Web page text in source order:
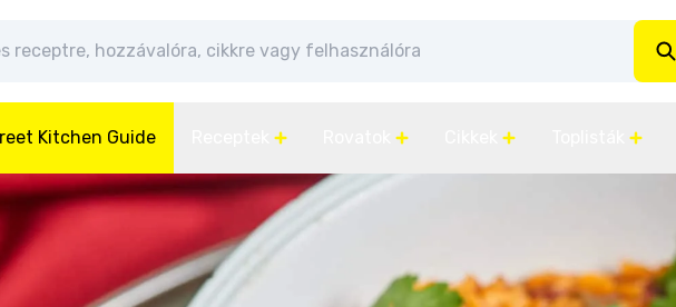
Kitchen Guide